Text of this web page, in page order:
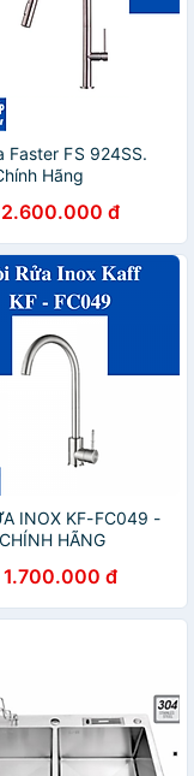
Faster FS 924SS.
Hãng
2.600.000 đ
INOX KF-FC049 -
HÃNG
1.700.000 đ